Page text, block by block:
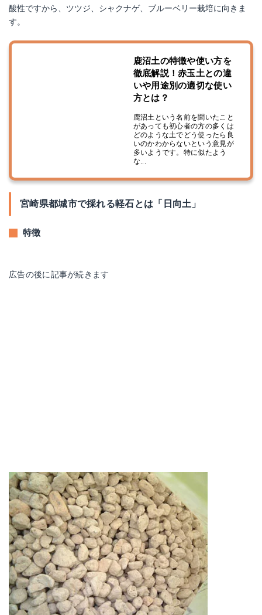
酸性ですから、ツツジ、シャクナゲ、ブルーベリー栽培に向きま
す。
鹿沼土の特徴や使い方を
徹底解説！赤玉土との違
いや用途別の適切な使い
方とは？
鹿沼土という名前を聞いたこと
があっても初心者の方の多くは
どのような土でどう使ったら良
いのかわからないという意見が
多いようです。特に似たよう
な...
宮崎県都城市で採れる軽石とは「日向土」
特徴
広告の後に記事が続きます